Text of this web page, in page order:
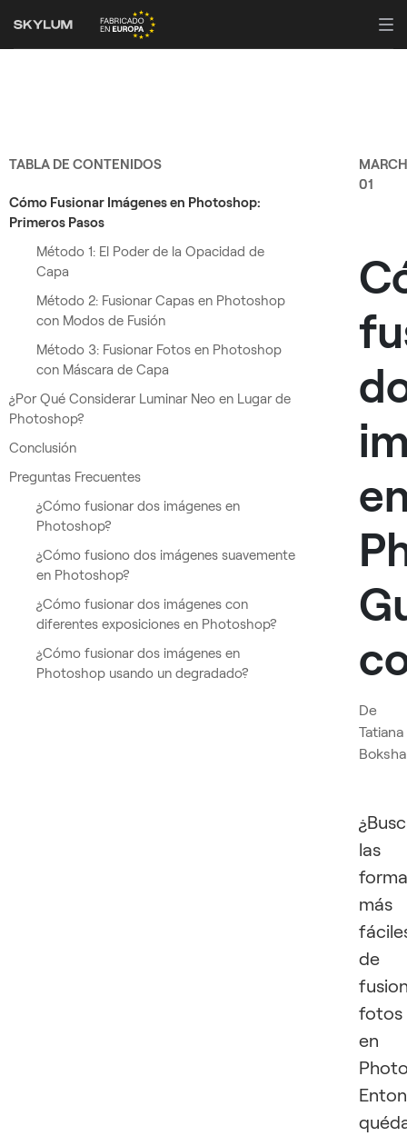
TABLA DE CONTENIDOS
Cómo Fusionar Imágenes en Photoshop:
Primeros Pasos
Método 1: El Poder de la Opacidad de
Capa
Método 2: Fusionar Capas en Photoshop
con Modos de Fusión
Método 3: Fusionar Fotos en Photoshop
con Máscara de Capa
¿Por Qué Considerar Luminar Neo en Lugar de
Photoshop?
Conclusión
Preguntas Frecuentes
¿Cómo fusionar dos imágenes en
Photoshop?
¿Cómo fusiono dos imágenes suavemente
en Photoshop?
¿Cómo fusionar dos imágenes con
diferentes exposiciones en Photoshop?
¿Cómo fusionar dos imágenes en
Photoshop usando un degradado?
MARCH
01
De
Tatiana
Boksha
las
más
de
fotos
en